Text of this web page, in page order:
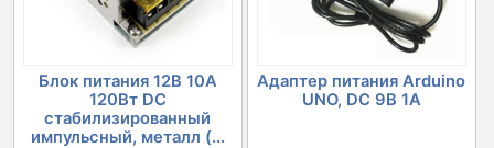
Блок питания 12В 10А
120Вт DC
стабилизированный
импульсный, металл (...
Адаптер питания Arduino
UNO, DC 9В 1А